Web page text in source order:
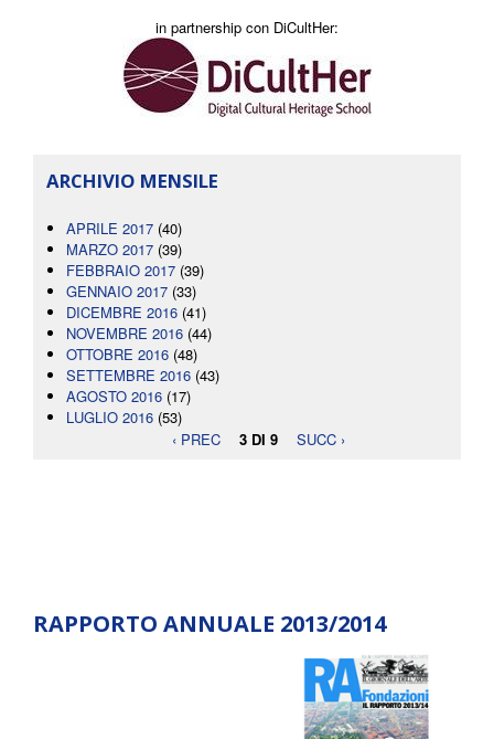
in partnership con DiCultHer:
ARCHIVIO MENSILE
APRILE 2017 (40)
MARZO 2017 (39)
FEBBRAIO 2017 (39)
GENNAIO 2017 (33)
DICEMBRE 2016 (41)
NOVEMBRE 2016 (44)
OTTOBRE 2016 (48)
SETTEMBRE 2016 (43)
AGOSTO 2016 (17)
LUGLIO 2016 (53)
‹ PREC
3 DI 9 SUCC ›
RAPPORTO ANNUALE 2013/2014